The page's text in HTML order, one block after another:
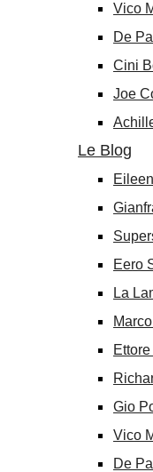
Vico
De
Cini
Joe
Le Blog
Eero
La
Gio
Vico
De